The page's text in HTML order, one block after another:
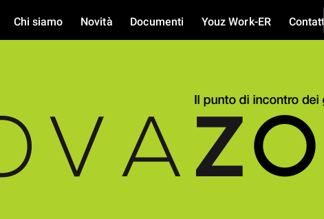
Chi siamo Novità Documenti Youz Work-ER Contatti